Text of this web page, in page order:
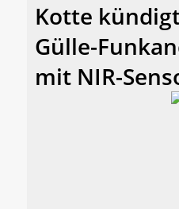
Kotte
Gülle-
mit NIR-